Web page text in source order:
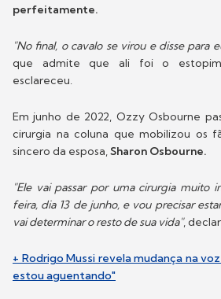
perfeitamente.
"No final, o cavalo se virou e disse para
que admite que ali foi o
esclareceu.
Em junho de 2022, Ozzy Osbourne
cirurgia na coluna que mobilizou os
sincero da esposa,Sharon Osbourne.
"Ele vai passar por uma cirurgia muito
feira, dia 13 de junho, e vou precisar
vai determinar o resto de sua vida",
+ Rodrigo Mussi revela mudança na
estou aguentando"